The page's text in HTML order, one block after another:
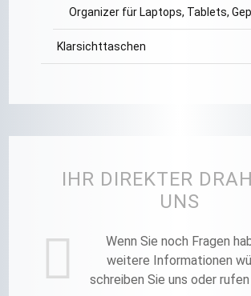
Organizer für Laptops, Tablets,
Klarsichttaschen
IHR DIREKTER
UNS
Wenn Sie noch Fragen
weitere Informationen
schreiben Sie uns oder rufen